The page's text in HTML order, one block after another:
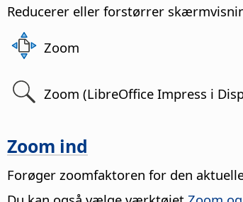
Reducerer eller forstørrer
Zoom
Zoom (LibreOffice Impress i
Zoom ind
Forøger zoomfaktoren for den